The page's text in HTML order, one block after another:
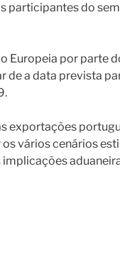
participantes do
Europeia por parte
de a data prevista
exportações
vários cenários